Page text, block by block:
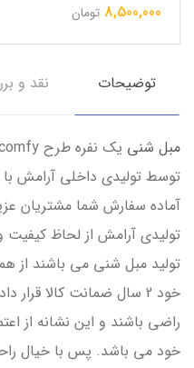
8,500,000 تومان
توضیحات نقد و
مبل شنی
توسط تولیدی داخلی آرامش
آماده سفارش شما مشتریان
تولیدی آرامش از لحاظ
تولید مبل شنی می باشند از
خود 2 سال ضمانت کالا
راضی باشند و این نشانه از
خود می باشد. پس با خیال